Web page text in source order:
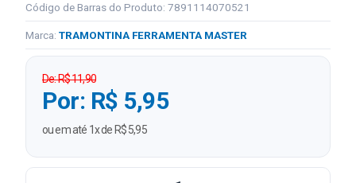
Código de Barras do Produto: 7891114070521
Marca: TRAMONTINA FERRAMENTA MASTER
De: R$ 11,90
Por: R$ 5,95
ou em até 1x de R$ 5,95